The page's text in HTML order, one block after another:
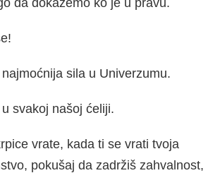
da dokažemo ko je u pravu.
sila u Univerzumu.
svakoj našoj ćeliji.
vrate, kada ti se vrati tvoja
pokušaj da zadržiš zahvalnost,